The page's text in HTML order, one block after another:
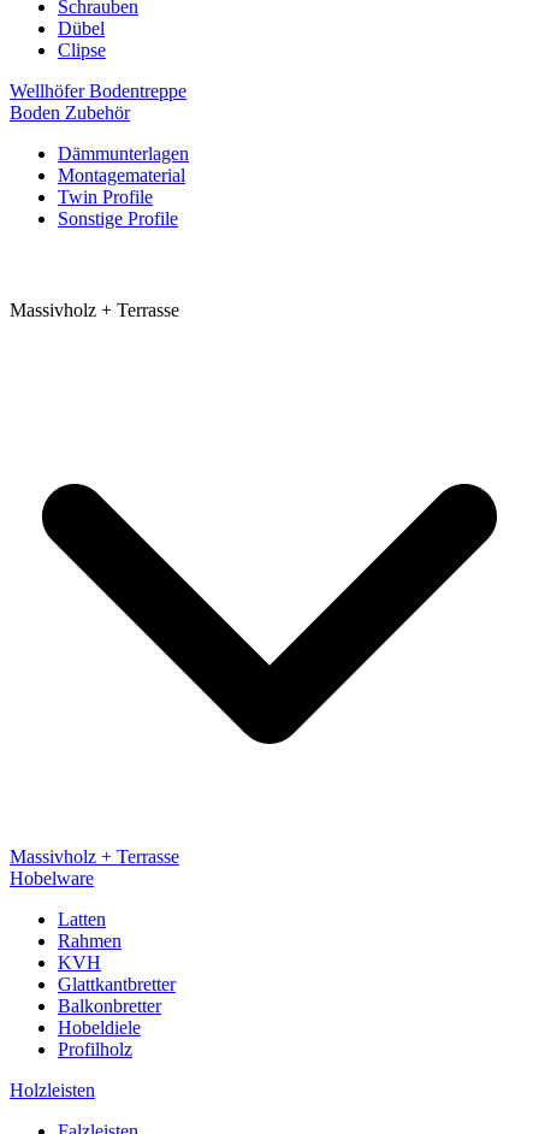
Schrauben
Dübel
Clipse
Wellhöfer Bodentreppe
Boden Zubehör
Dämmunterlagen
Montagematerial
Twin Profile
Sonstige Profile
Massivholz + Terrasse
Massivholz + Terrasse
Hobelware
Latten
Rahmen
KVH
Glattkantbretter
Balkonbretter
Hobeldiele
Profilholz
Holzleisten